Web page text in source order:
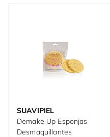
SUAVIPIEL
Demake Up Esponjas
Desmaquillantes